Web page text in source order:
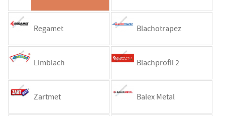
Regamet Blachotrapez
Limblach Blachprofil 2
Zartmet Balex Metal